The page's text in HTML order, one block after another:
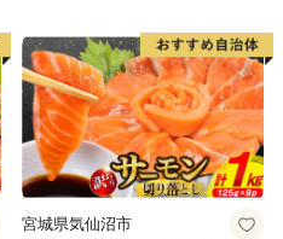
宮城県気仙沼市